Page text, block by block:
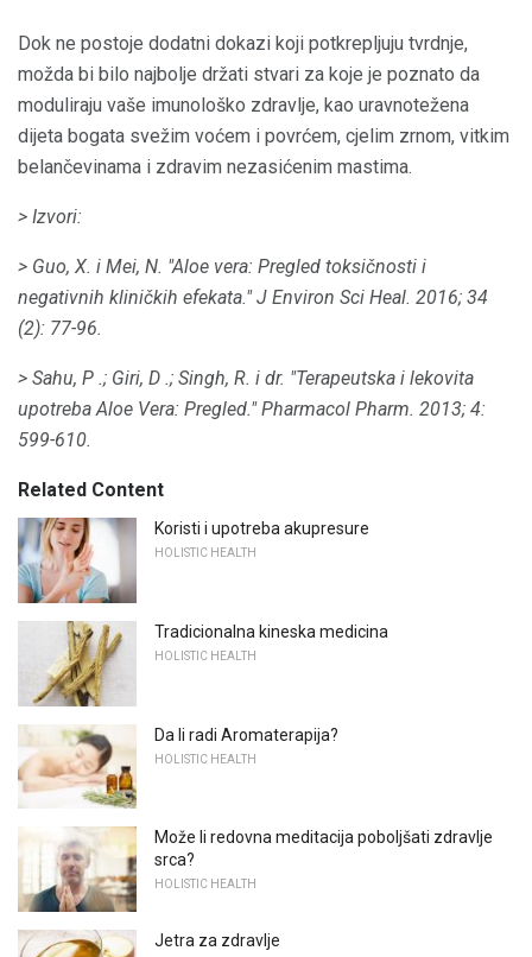
Dok ne postoje dodatni dokazi koji potkrepljuju tvrdnje,
možda bi bilo najbolje držati stvari za koje je poznato da
moduliraju vaše imunološko zdravlje, kao uravnotežena
dijeta bogata svežim voćem i povrćem, cjelim zrnom, vitkim
belančevinama i zdravim nezasićenim mastima.
> Izvori:
> Guo, X. i Mei, N. "Aloe vera: Pregled toksičnosti i
negativnih kliničkih efekata." J Environ Sci Heal. 2016; 34
(2): 77-96.
> Sahu, P .; Giri, D .; Singh, R. i dr. "Terapeutska i lekovita
upotreba Aloe Vera: Pregled." Pharmacol Pharm. 2013; 4:
599-610.
Related Content
Koristi i upotreba akupresure
HOLISTIC HEALTH
Tradicionalna kineska medicina
HOLISTIC HEALTH
Da li radi Aromaterapija?
HOLISTIC HEALTH
Može li redovna meditacija poboljšati zdravlje
srca?
HOLISTIC HEALTH
Jetra za zdravlje